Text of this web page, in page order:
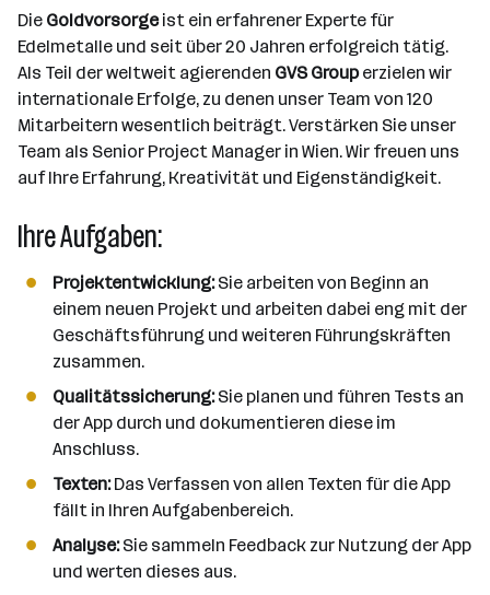
e
r
l
l
e
n
t
g
e
b
e
r
r
b
e
i
t
e
r
n
n
a
n
d
o
r
t
e
Die Goldvorsorgeist ein erfahrener Experte für
Edelmetalle und seit über 20 Jahren erfolgreich tätig.
Als Teil der weltweit agierenden GVS Grouperzielen wir
internationale Erfolge, zu denen unser Team von 120
Mitarbeitern wesentlich beiträgt. Verstärken Sie unser
Team als Senior Project Manager in Wien. Wir freuen uns
auf Ihre Erfahrung, Kreativität und Eigenständigkeit.
Ihre Aufgaben:
Projektentwicklung:Sie arbeiten von Beginn an
einem neuen Projekt und arbeiten dabei eng mit der
Geschäftsführung und weiteren Führungskräften
zusammen.
Qualitätssicherung:Sie planen und führen Tests an
der App durch und dokumentieren diese im
Anschluss.
Texten:Das Verfassen von allen Texten für die App
fällt in Ihren Aufgabenbereich.
Analyse:Sie sammeln Feedback zur Nutzung der App
und werten dieses aus.